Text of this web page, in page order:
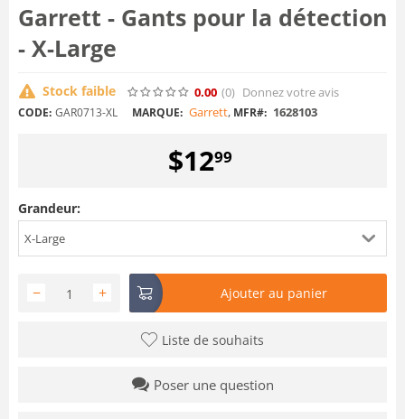
Garrett - Gants pour la détection
- X-Large
Stock faible 0.00 (0) Donnez votre avis
CODE: GAR0713-XL MARQUE: Garrett, MFR#: 1628103
$1299
Grandeur:
X-Large
+
− Ajouter au panier
Liste de souhaits
Poser une question